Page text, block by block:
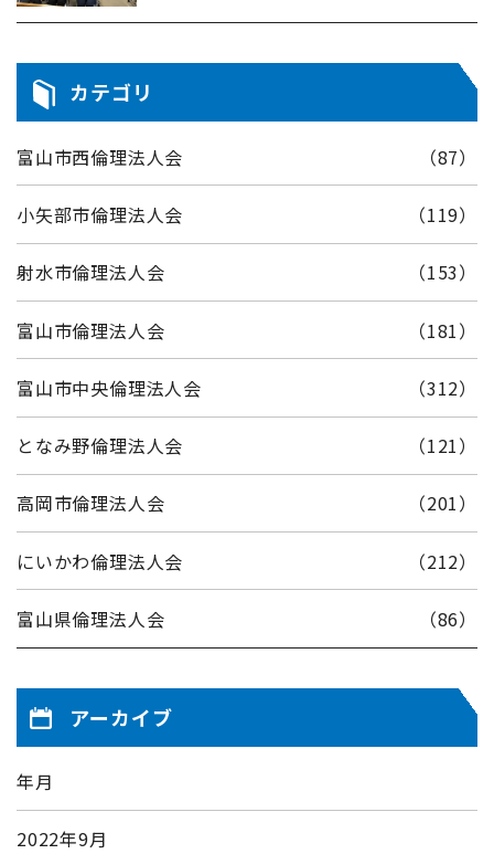
カテゴリ
富山市西倫理法人会 （87）
小矢部市倫理法人会 （119）
射水市倫理法人会 （153）
富山市倫理法人会 （181）
富山市中央倫理法人会 （312）
となみ野倫理法人会 （121）
高岡市倫理法人会 （201）
にいかわ倫理法人会 （212）
富山県倫理法人会 （86）
アーカイブ
年月
2022年9月